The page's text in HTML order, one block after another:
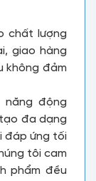
chất lượng
giao hàng
không đảm
năng động
đa dạng
đáp ứng tối
tôi cam
phẩm đều